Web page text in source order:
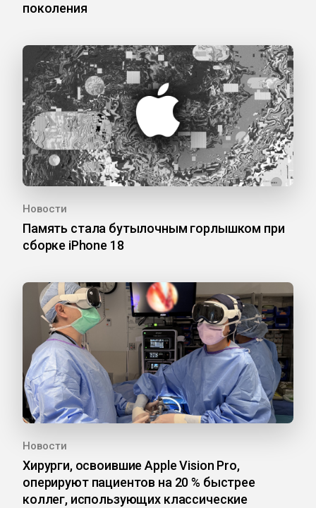
поколения
Новости
Память стала бутылочным горлышком при
сборке iPhone 18
Новости
Хирурги, освоившие Apple Vision Pro,
оперируют пациентов на 20 % быстрее
коллег, использующих классические